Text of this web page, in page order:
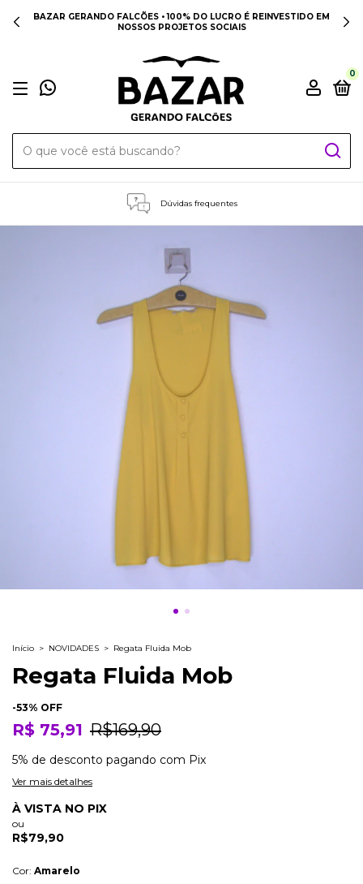
BAZAR GERANDO FALCÕES • 100% DO LUCRO É REINVESTIDO EM
NOSSOS PROJETOS SOCIAIS
0
Dúvidas frequentes
Início > NOVIDADES > Regata Fluida Mob
Regata Fluida Mob
-53% OFF
R$ 75,91 R$169,90
5% de desconto pagando com Pix
Ver mais detalhes
À VISTA NO PIX
ou
R$79,90
Cor: Amarelo